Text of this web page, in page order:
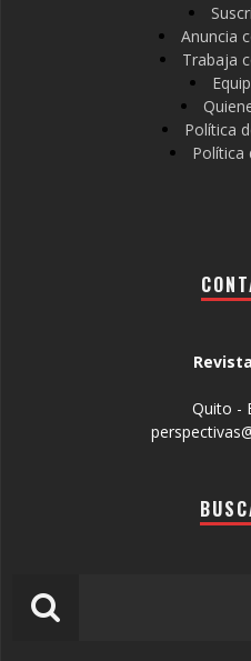
Anuncia
Trabaja
Política
Política
Quito -